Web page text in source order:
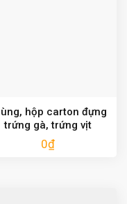
hộp carton đựng
trứng gà, trứng vịt
0₫